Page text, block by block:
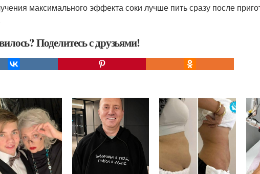
максимального эффекта соки лучше пить сразу после
Поделитесь с друзьями!